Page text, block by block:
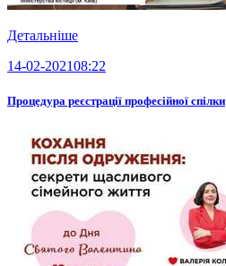
Детальніше
14-02-202108:22
Процедура реєстрації професійної спілки